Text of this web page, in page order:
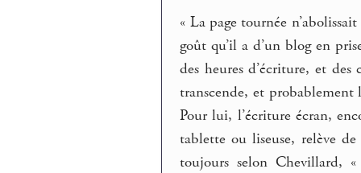
« La page tournée
goût qu’il a d’un blog en
des heures d’écriture, et
transcende, et probablement
Pour lui, l’écriture écran,
tablette ou liseuse, relève
toujours selon Chevillard,